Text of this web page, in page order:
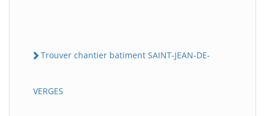
Trouver chantier batiment SAINT-JEAN-DE-
VERGES